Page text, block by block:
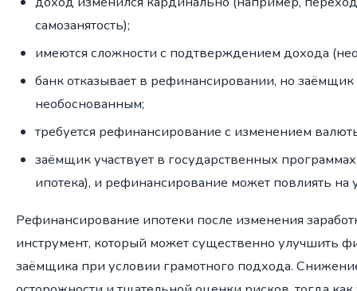
самозанятость);
имеются сложности с подтверждением дохода
банк отказывает в рефинансировании, но заёмщик
необоснованным;
требуется рефинансирование с изменением
заёмщик участвует в государственных
ипотека), и рефинансирование может повлиять на
Рефинансирование ипотеки после изменения
инструмент, который может существенно улучшить
заёмщика при условии грамотного подхода.